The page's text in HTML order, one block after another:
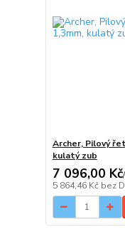
Archer, Pilový
kulatý zub
7 096,00 Kč/
5 864,46 Kč bez